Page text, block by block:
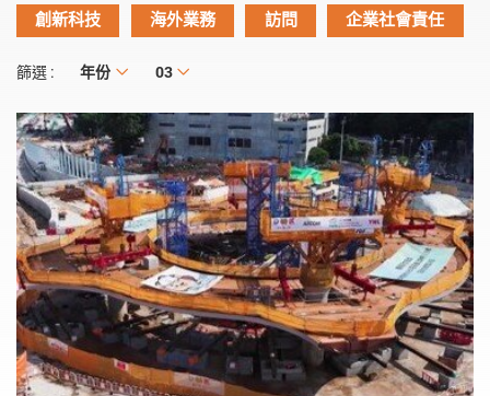
創新科技
海外業務 訪問 企業社會責任
篩選 : 年份
年份 月份
03